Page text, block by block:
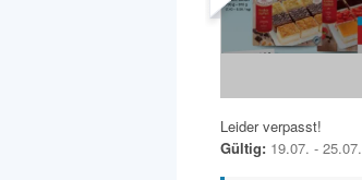
Leider verpasst!
Gültig: 19.07. - 25.07.